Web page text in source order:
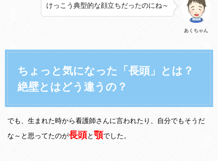
子
頭
形
後
に
長
い
あくちゃん
けっこう典型的な顔立ちだったのにね～
ちょっと気になった「長頭」とは？
絶壁とはどう違うの？
でも、生まれた時から看護師さんに言われたり、自分でもそうだ
な～と思ってたのが長頭と顎でした。